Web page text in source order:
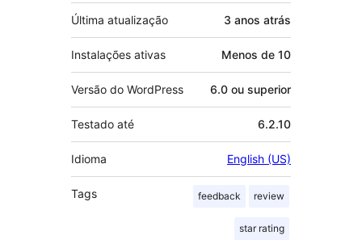
Última atualização 3 anos atrás
Instalações ativas Menos de 10
Versão do WordPress 6.0 ou superior
Testado até 6.2.10
Idioma English (US)
Tags feedback review
star rating